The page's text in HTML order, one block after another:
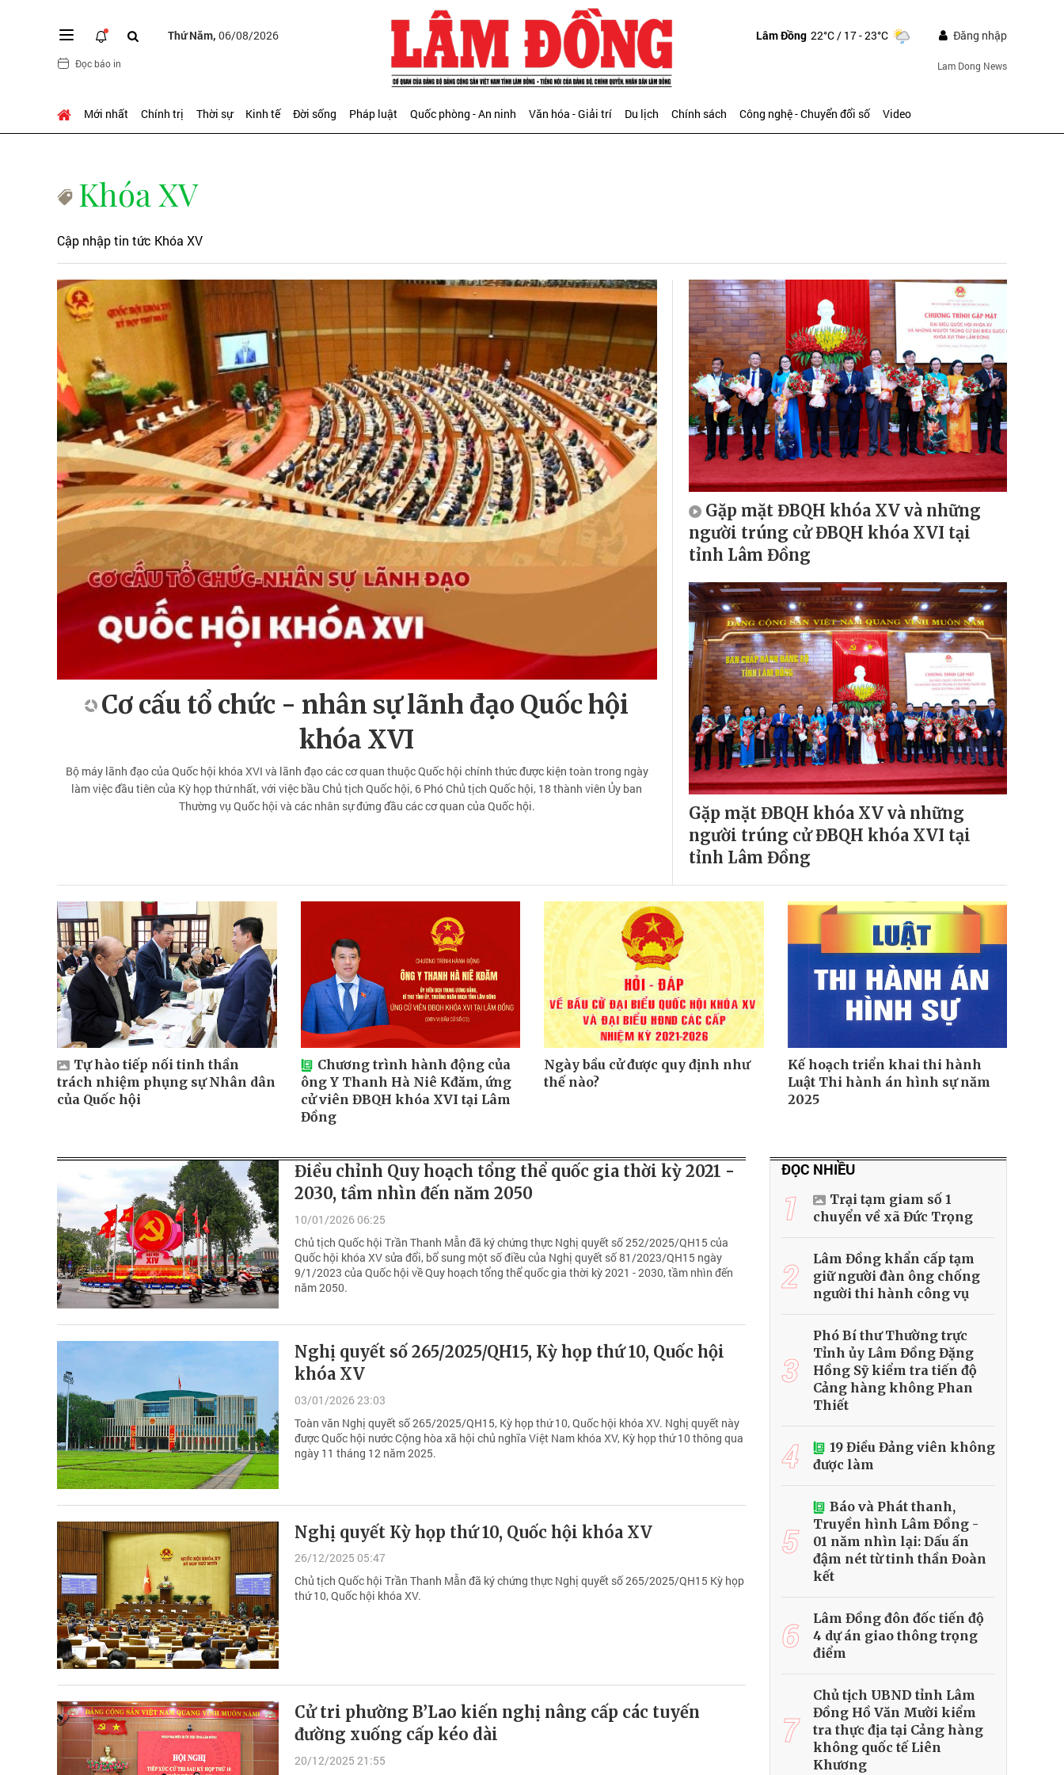
Thứ Năm, 06/08/2026
Đọc báo in
Lâm Đồng 22°C/ 17 - 23°C Đăng nhập
Lam Dong News
Mới nhất Chính trị Thời sự Kinh tế Đời sống Pháp luật Quốc phòng - An ninh Văn hóa - Giải trí Du lịch Chính sách Công nghệ - Chuyển đổi số Video
Khóa XV
Cập nhập tin tức Khóa XV
Cơ cấu tổ chức - nhân sự lãnh đạo Quốc hội
khóa XVI
Bộ máy lãnh đạo của Quốc hội khóa XVI và lãnh đạo các cơ quan thuộc Quốc hội chính thức được kiện toàn trong ngày
làm việc đầu tiên của Kỳ họp thứ nhất, với việc bầu Chủ tịch Quốc hội, 6 Phó Chủ tịch Quốc hội, 18 thành viên Ủy ban
Thường vụ Quốc hội và các nhân sự đứng đầu các cơ quan của Quốc hội.
Gặp mặt ĐBQH khóa XV và những
người trúng cử ĐBQH khóa XVI tại
tỉnh Lâm Đồng
Gặp mặt ĐBQH khóa XV và những
người trúng cử ĐBQH khóa XVI tại
tỉnh Lâm Đồng
Tự hào tiếp nối tinh thần
trách nhiệm phụng sự Nhân dân
của Quốc hội
Chương trình hành động của
ông Y Thanh Hà Niê Kđăm, ứng
cử viên ĐBQH khóa XVI tại Lâm
Đồng
Ngày bầu cử được quy định như
thế nào?
Kế hoạch triển khai thi hành
Luật Thi hành án hình sự năm
2025
Điều chỉnh Quy hoạch tổng thể quốc gia thời kỳ 2021 -
2030, tầm nhìn đến năm 2050
10/01/2026 06:25
Chủ tịch Quốc hội Trần Thanh Mẫn đã ký chứng thực Nghị quyết số 252/2025/QH15 của
Quốc hội khóa XV sửa đổi, bổ sung một số điều của Nghị quyết số 81/2023/QH15 ngày
9/1/2023 của Quốc hội về Quy hoạch tổng thể quốc gia thời kỳ 2021 - 2030, tầm nhìn đến
năm 2050.
Nghị quyết số 265/2025/QH15, Kỳ họp thứ 10, Quốc hội
khóa XV
03/01/2026 23:03
Toàn văn Nghị quyết số 265/2025/QH15, Kỳ họp thứ 10, Quốc hội khóa XV. Nghị quyết này
được Quốc hội nước Cộng hòa xã hội chủ nghĩa Việt Nam khóa XV, Kỳ họp thứ 10 thông qua
ngày 11 tháng 12 năm 2025.
Nghị quyết Kỳ họp thứ 10, Quốc hội khóa XV
26/12/2025 05:47
Chủ tịch Quốc hội Trần Thanh Mẫn đã ký chứng thực Nghị quyết số 265/2025/QH15 Kỳ họp
thứ 10, Quốc hội khóa XV.
Cử tri phường B’Lao kiến nghị nâng cấp các tuyến
đường xuống cấp kéo dài
20/12/2025 21:55
ĐỌC NHIỀU
1
Trại tạm giam số 1
chuyển về xã Đức Trọng
2
Lâm Đồng khẩn cấp tạm
giữ người đàn ông chống
người thi hành công vụ
3
Phó Bí thư Thường trực
Tỉnh ủy Lâm Đồng Đặng
Hồng Sỹ kiểm tra tiến độ
Cảng hàng không Phan
Thiết
4
19 Điều Đảng viên không
được làm
5
Báo và Phát thanh,
Truyền hình Lâm Đồng -
01 năm nhìn lại: Dấu ấn
đậm nét từ tinh thần Đoàn
kết
6
Lâm Đồng đôn đốc tiến độ
4 dự án giao thông trọng
điểm
7
Chủ tịch UBND tỉnh Lâm
Đồng Hồ Văn Mười kiểm
tra thực địa tại Cảng hàng
không quốc tế Liên
Khương